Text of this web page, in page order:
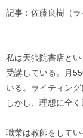
記事：佐藤良樹（ラ
私は天狼院書店と
受講している。月
いる。ライティン
しかし、理想に全
職業は教師をして